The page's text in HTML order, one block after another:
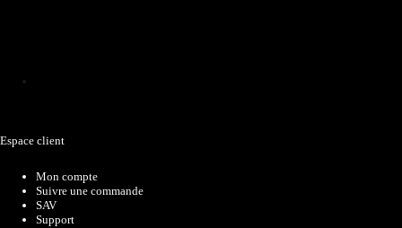
Espace client
Mon compte
Suivre une commande
SAV
Support